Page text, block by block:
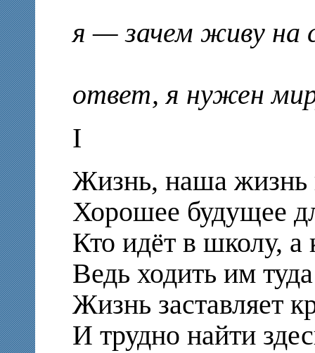
я — зачем живу на
ответ, я нужен
I
Жизнь, наша жизнь
Хорошее будущее
Кто идёт в школу, а
Ведь ходить им
Жизнь заставляет
И трудно найти